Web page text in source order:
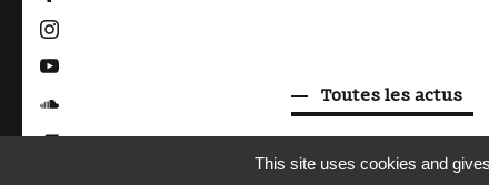
Toutes les actus
This site uses cookies and